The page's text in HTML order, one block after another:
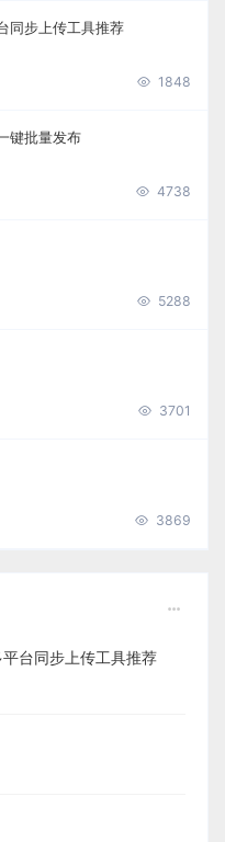
同步上传工具推荐
1848
键批量发布
4738
5288
3701
3869
台同步上传工具推荐